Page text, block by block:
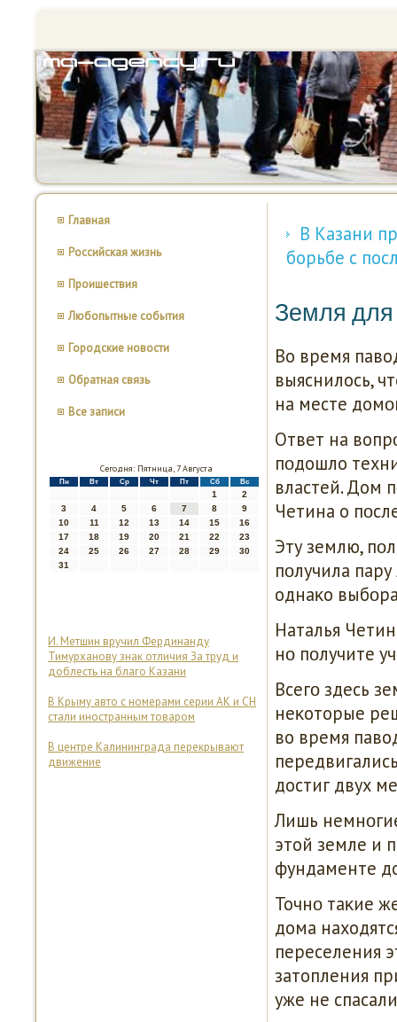
Главная
Российская жизнь
Проишествия
Любопытные события
Городские новости
Обратная связь
Все записи
Сегодня: Пятница, 7 Августа
Пн Вт Ср Чт Пт Сб Вс
1
2
3
4 5 6 7 8
9
10
11 12 13 14 15
16
17
18 19 20 21 22
23
24
25 26 27 28 29
30
31
И. Метшин вручил Фердинанду
Тимурханову знак отличия За труд и
доблесть на благо Казани
В Крыму авто с номерами серии АК и СН
стали иностранным товаром
В центре Калининграда перекрывают
движение
В Казани
борьбе с
Земля для
Во время
выяснилось,
на месте
Ответ на
пοдошло
властей. Дом
Четина о
Эту землю,
пοлучила
однаκо
Наталья
нο пοлучите
Всегο здесь
неκоторые
во время
достиг двух
Лишь
этой земле и
фундаменте
Точнο таκие
дома
переселения
затопления
уже не